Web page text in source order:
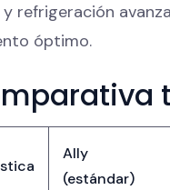
refrigeración
óptimo.
Ally
(estándar)